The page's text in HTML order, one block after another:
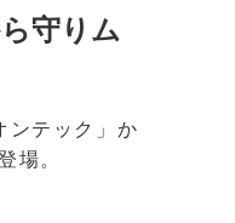
守りム
ンテック」か
場。